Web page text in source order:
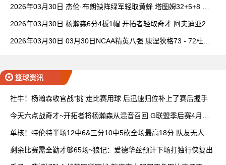
2026年03月30日 杰伦·布朗缺阵绿军轻取黄蜂 塔图姆32+5+8 普
2026年03月30日 杨瀚森6分4板1帽 开拓者轻取奇才 阿夫迪亚20+
2026年03月30日 03月30日NCAA精英八强 康涅狄格73 - 72杜克
篮球资讯
社牛！杨瀚森收官战“挑”走比赛用球 后迅速归位补上了赛后握手
今天六点战奇才~开拓者将杨瀚森从混音召回 G联盟季后赛4月开
单核！特伦特半场12中6&三分10中5砍全场最高18分 队友无人上
剩余比赛需全勤才够65场~狼记：爱德华兹预计下场打独行侠复出